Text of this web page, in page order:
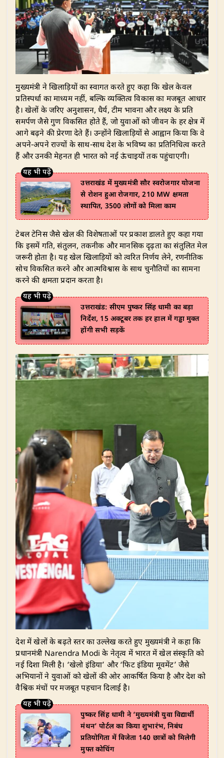
मुख्यमंत्री ने खिलाड़ियों का स्वागत करते हुए कहा कि खेल केवल
प्रतिस्पर्धा का माध्यम नहीं, बल्कि व्यक्तित्व विकास का मजबूत आधार
है। खेलों के जरिए अनुशासन, धैर्य, टीम भावना और लक्ष्य के प्रति
समर्पण जैसे गुण विकसित होते हैं, जो युवाओं को जीवन के हर क्षेत्र में
आगे बढ़ने की प्रेरणा देते हैं। उन्होंने खिलाड़ियों से आह्वान किया कि वे
अपने-अपने राज्यों के साथ-साथ देश के भविष्य का प्रतिनिधित्व करते
हैं और उनकी मेहनत ही भारत को नई ऊंचाइयों तक पहुंचाएगी।
उत्तराखंड में मुख्यमंत्री सौर स्वरोजगार योजना
से रोशन हुआ रोजगार, 210 MW क्षमता
स्थापित, 3500 लोगों को मिला काम
टेबल टेनिस जैसे खेल की विशेषताओं पर प्रकाश डालते हुए कहा गया
कि इसमें गति, संतुलन, तकनीक और मानसिक दृढ़ता का संतुलित मेल
जरूरी होता है। यह खेल खिलाड़ियों को त्वरित निर्णय लेने, रणनीतिक
सोच विकसित करने और आत्मविश्वास के साथ चुनौतियों का सामना
करने की क्षमता प्रदान करता है।
उत्तराखंड: सीएम पुष्कर सिंह धामी का बड़ा
निर्देश, 15 अक्टूबर तक हर हाल में गड्ढा मुक्त
होंगी सभी सड़कें
देश में खेलों के बढ़ते स्तर का उल्लेख करते हुए मुख्यमंत्री ने कहा कि
प्रधानमंत्री Narendra Modi के नेतृत्व में भारत में खेल संस्कृति को
नई दिशा मिली है। ‘खेलो इंडिया’ और ‘फिट इंडिया मूवमेंट’ जैसे
अभियानों ने युवाओं को खेलों की ओर आकर्षित किया है और देश को
वैश्विक मंचों पर मजबूत पहचान दिलाई है।
पुष्कर सिंह धामी ने ‘मुख्यमंत्री युवा विद्यार्थी
मंथन’ पोर्टल का किया शुभारंभ, निबंध
प्रतियोगिता में विजेता 140 छात्रों को मिलेगी
मुफ्त कोचिंग